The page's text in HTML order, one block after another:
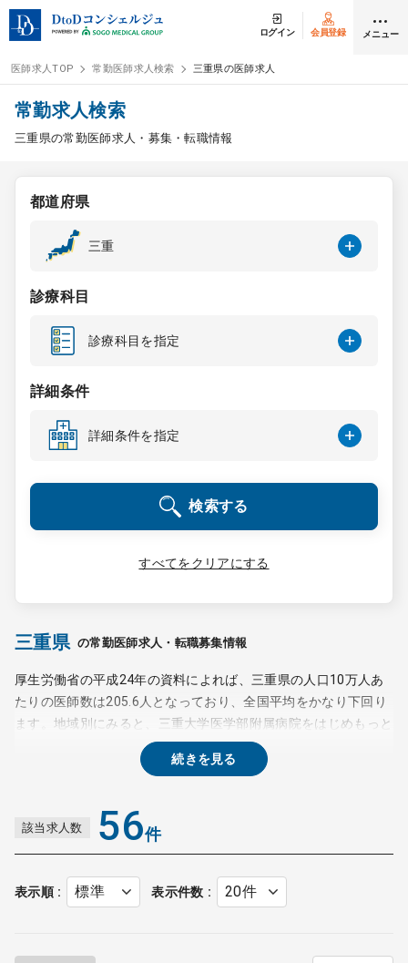
ログイン 会員登録 メニュー
ログイン
医師求人
常勤検索
スポット検索
DtoDの転職・
コンサルタント
成功事例
転職ノウハウ
受付時間 9:00 ～ 18:00（平日）
0120-337-613
クリニック開業
採用をお考えの医療機関の方
医師求人TOP 常勤医師求人検索 三重県の医師求人
常勤求人検索
三重県の常勤医師求人・募集・転職情報
都道府県
三重
診療科目
診療科目を指定
詳細条件
詳細条件を指定
検索する
すべてをクリアにする
三重県 の常勤医師求人・転職募集情報
厚生労働省の平成24年の資料によれば、三重県の人口10万人あ
たりの医師数は205.6人となっており、全国平均をかなり下回り
ます。地域別にみると、三重大学医学部附属病院をはじめもっと
も医療環境が充実している中勢伊賀地域、大～中規模病院が多い
北勢地域、急性期病院が多い南勢志摩地域、過疎化が進み、広域
す。ほぼすべての地域で医師不足が慢性化しており、特に常勤医
を求める医療機関の求人が多くみられます。
続きを見る
該当求人数 56件
表示順 表示件数